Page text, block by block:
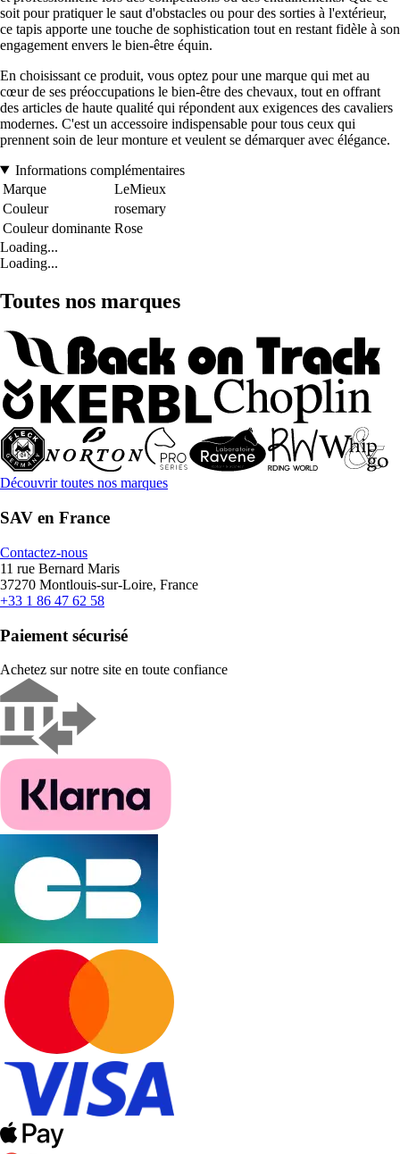
soit pour pratiquer le saut d'obstacles ou pour des sorties à l'extérieur,
ce tapis apporte une touche de sophistication tout en restant fidèle à son
engagement envers le bien-être équin.
En choisissant ce produit, vous optez pour une marque qui met au
cœur de ses préoccupations le bien-être des chevaux, tout en offrant
des articles de haute qualité qui répondent aux exigences des cavaliers
modernes. C'est un accessoire indispensable pour tous ceux qui
prennent soin de leur monture et veulent se démarquer avec élégance.
Informations complémentaires
Marque
LeMieux
Couleur
rosemary
Couleur dominante Rose
Loading...
Loading...
Toutes nos marques
Découvrir toutes nos marques
SAV en France
Contactez-nous
11 rue Bernard Maris
37270 Montlouis-sur-Loire, France
+33 1 86 47 62 58
Paiement sécurisé
Achetez sur notre site en toute confiance